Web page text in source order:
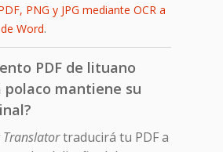
PNG y JPG mediante OCR a
Word.
PDF de lituano
polaco mantiene su
Translatortraducirá tu PDF a